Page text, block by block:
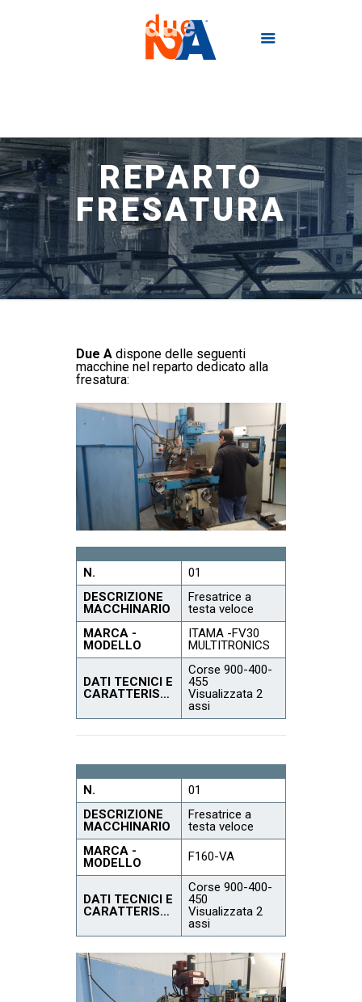
REPARTO
FRESATURA
Due A dispone delle seguenti
macchine nel reparto dedicato alla
fresatura:
N.
01
DESCRIZIONE
MACCHINARIO
Fresatrice a
testa veloce
MARCA -
MODELLO
ITAMA -FV30
MULTITRONICS
DATI TECNICI E
CARATTERISTICHE
Corse 900-400-
455
Visualizzata 2
assi
N.
01
DESCRIZIONE
MACCHINARIO
Fresatrice a
testa veloce
MARCA -
MODELLO
F160-VA
DATI TECNICI E
CARATTERISTICHE
Corse 900-400-
450
Visualizzata 2
assi